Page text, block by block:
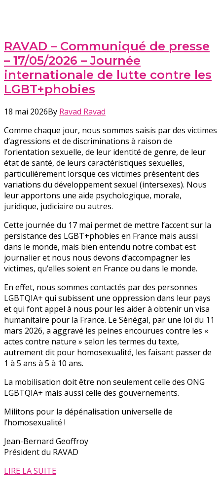
RAVAD – Communiqué de presse
– 17/05/2026 – Journée
internationale de lutte contre les
LGBT+phobies
18 mai 2026By Ravad Ravad
Comme chaque jour, nous sommes saisis par des victimes
d’agressions et de discriminations à raison de
l’orientation sexuelle, de leur identité de genre, de leur
état de santé, de leurs caractéristiques sexuelles,
particulièrement lorsque ces victimes présentent des
variations du développement sexuel (intersexes). Nous
leur apportons une aide psychologique, morale,
juridique, judiciaire ou autres.
Cette journée du 17 mai permet de mettre l’accent sur la
persistance des LGBT+phobies en France mais aussi
dans le monde, mais bien entendu notre combat est
journalier et nous nous devons d’accompagner les
victimes, qu’elles soient en France ou dans le monde.
En effet, nous sommes contactés par des personnes
LGBTQIA+ qui subissent une oppression dans leur pays
et qui font appel à nous pour les aider à obtenir un visa
humanitaire pour la France. Le Sénégal, par une loi du 11
mars 2026, a aggravé les peines encourues contre les «
actes contre nature » selon les termes du texte,
autrement dit pour homosexualité, les faisant passer de
1 à 5 ans à 5 à 10 ans.
La mobilisation doit être non seulement celle des ONG
LGBTQIA+ mais aussi celle des gouvernements.
Militons pour la dépénalisation universelle de
l’homosexualité !
Jean-Bernard Geoffroy
Président du RAVAD
LIRE LA SUITE